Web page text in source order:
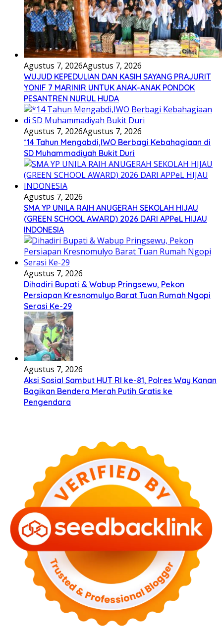
Agustus 7, 2026Agustus 7, 2026
WUJUD KEPEDULIAN DAN KASIH SAYANG PRAJURIT
YONIF 7 MARINIR UNTUK ANAK-ANAK PONDOK
PESANTREN NURUL HUDA
Agustus 7, 2026Agustus 7, 2026
*14 Tahun Mengabdi,IWO Berbagi Kebahagiaan di
SD Muhammadiyah Bukit Duri
Agustus 7, 2026
SMA YP UNILA RAIH ANUGERAH SEKOLAH HIJAU
(GREEN SCHOOL AWARD) 2026 DARI APPeL HIJAU
INDONESIA
Agustus 7, 2026
Dihadiri Bupati & Wabup Pringsewu, Pekon
Persiapan Kresnomulyo Barat Tuan Rumah Ngopi
Serasi Ke-29
Agustus 7, 2026
Aksi Sosial Sambut HUT RI ke-81, Polres Way Kanan
Bagikan Bendera Merah Putih Gratis ke
Pengendara